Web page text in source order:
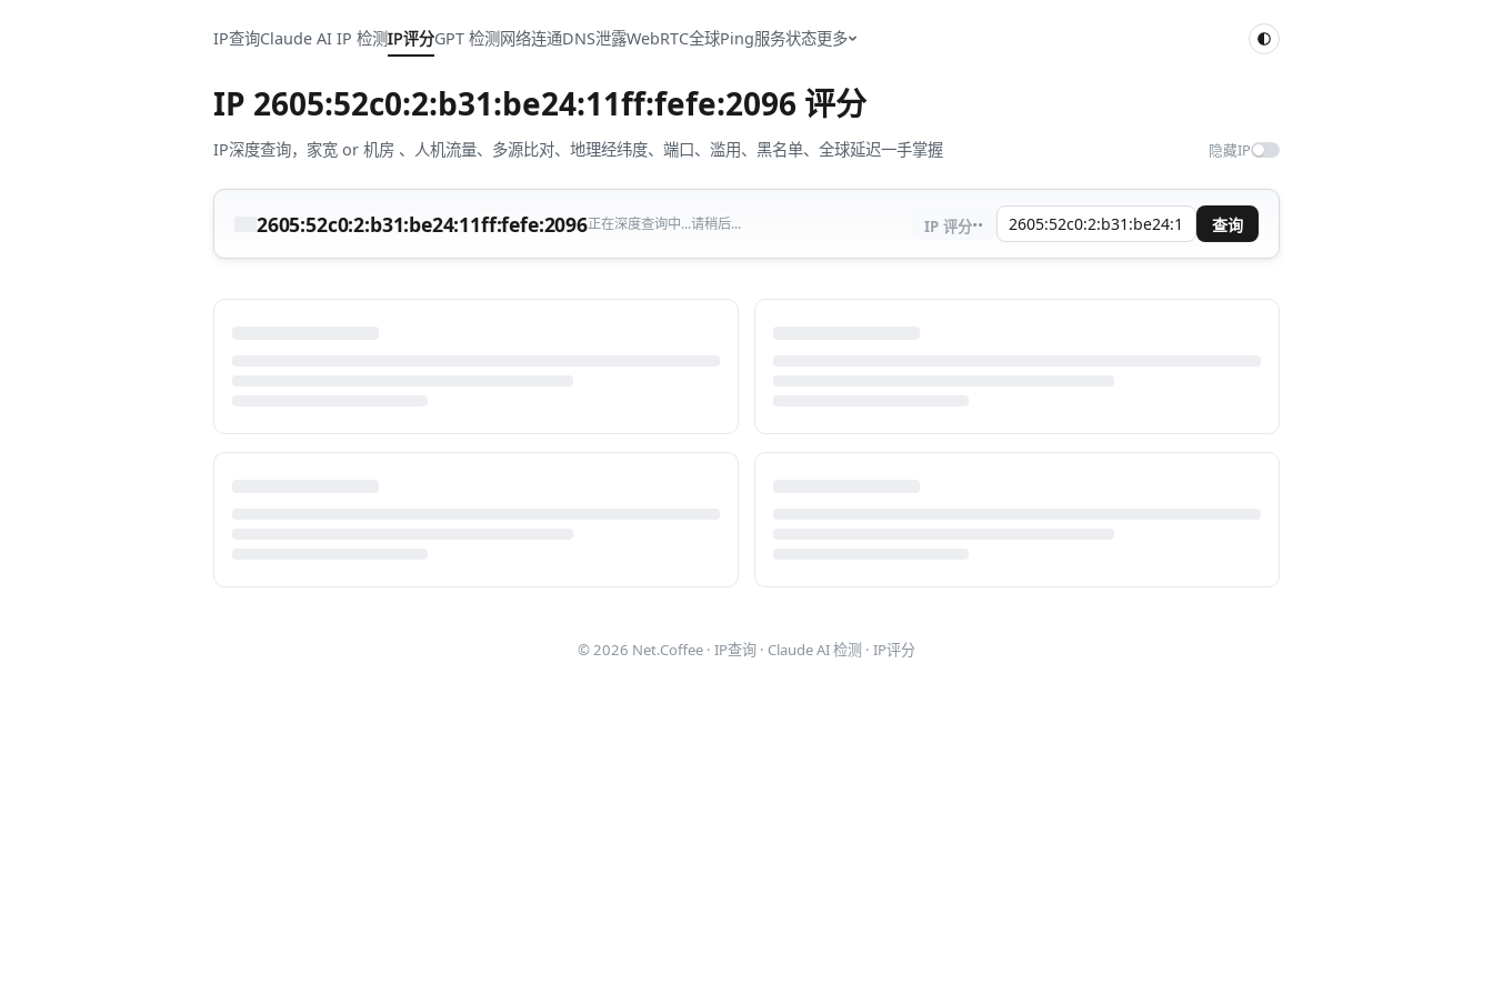
IP查询Claude AI IP 检测IP评分GPT 检测网络连通DNS泄露WebRTC全球Ping服务状态更多
IP 2605:52c0:2:b31:be24:11ff:fefe:2096 评分
IP深度查询，家宽 or 机房 、人机流量、多源比对、地理经纬度、端口、滥用、黑名单、全球延迟一手掌握 隐藏IP
2605:52c0:2:b31:be24:11ff:fefe:2096正在深度查询中...请稍后... IP 评分·· 查询
© 2026 Net.Coffee · IP查询 · Claude AI 检测 · IP评分